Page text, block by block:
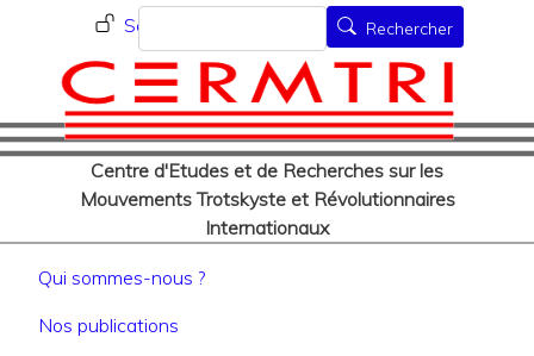
au
contenu
principal
Menu du compte de
Se connecter
Centre d'Etudes et de Recherches sur les
Mouvements Trotskyste et Révolutionnaires
Internationaux
Rechercher Rechercher
Navigation principale
Qui sommes-nous ?
Nos publications